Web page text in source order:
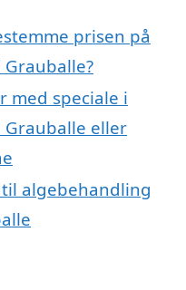
prisen på
med speciale i
eller
algebehandling